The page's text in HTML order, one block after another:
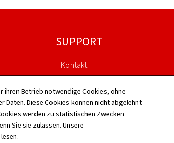
ihren Betrieb notwendige Cookies, ohne
Daten. Diese Cookies können nicht abgelehnt
werden zu statistischen Zwecken
Sie sie zulassen. Unsere
lesen.
SUPPORT
Kontakt
Sitemap
Informationen zur Webseite